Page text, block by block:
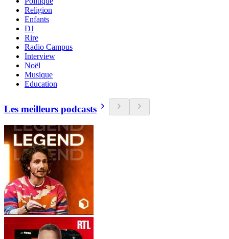
Religion
Enfants
DJ
Rire
Radio Campus
Interview
Noël
Musique
Education
Les meilleurs podcasts